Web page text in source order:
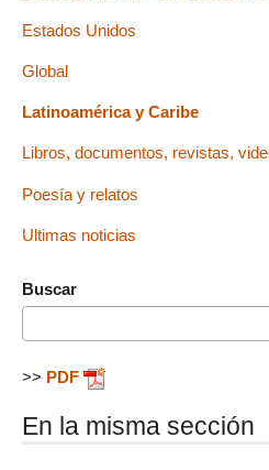
Estados Unidos
Global
Latinoamérica y Caribe
Libros, documentos, revistas,
Poesía y relatos
Ultimas noticias
Buscar
>> PDF
En la misma sección